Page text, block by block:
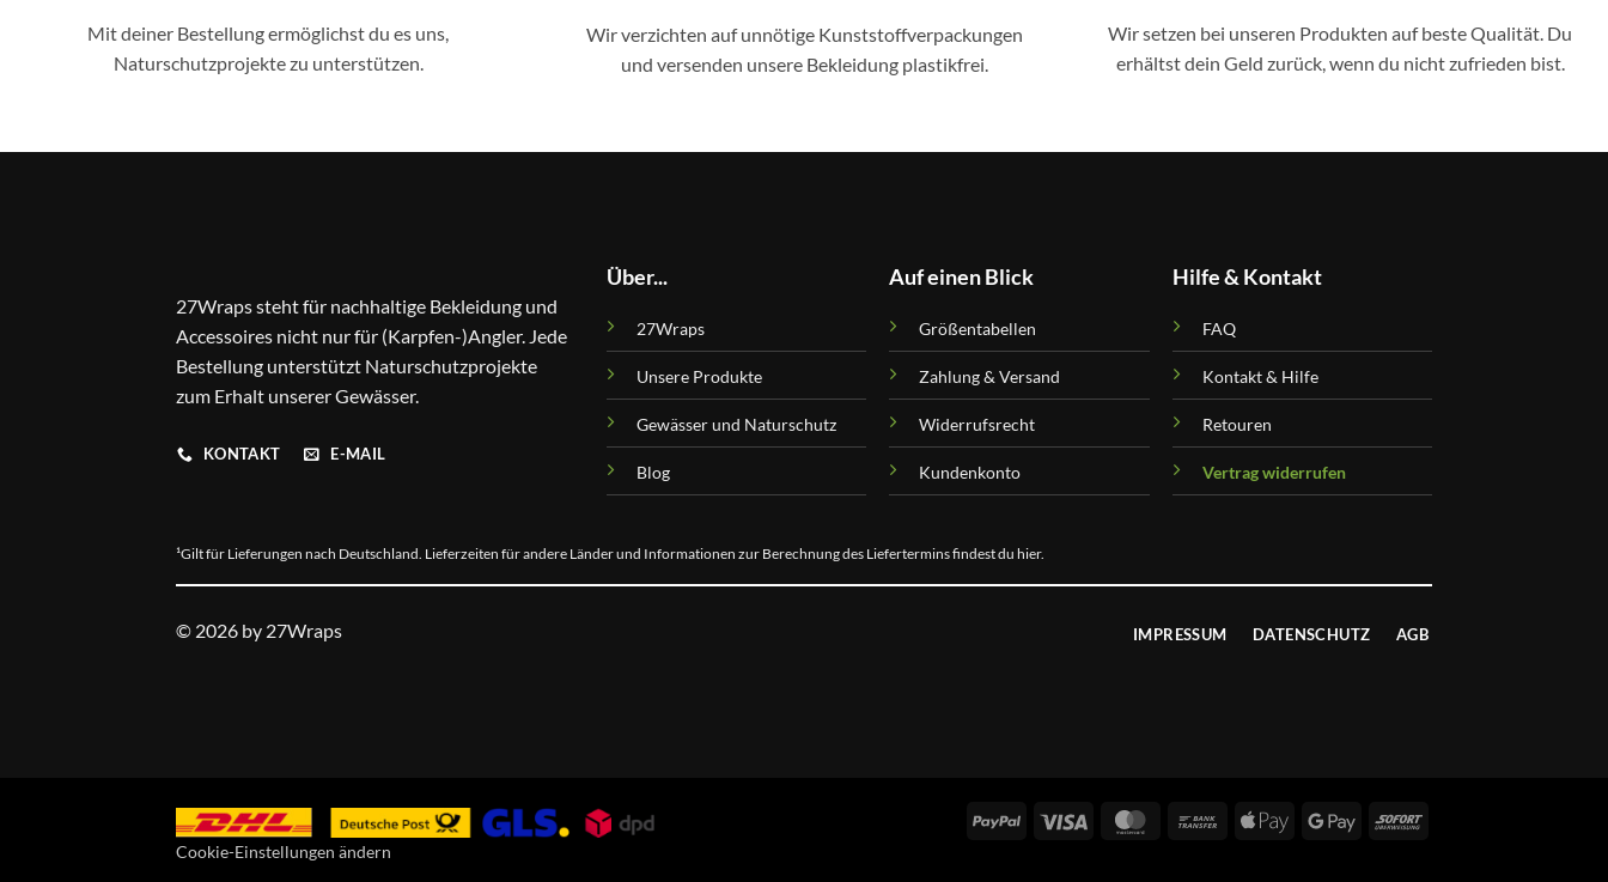
Mit deiner Bestellung ermöglichst du es uns,
Naturschutzprojekte zu unterstützen.
Wir verzichten auf unnötige Kunststoffverpackungen
und versenden unsere Bekleidung plastikfrei.
Wir setzen bei unseren Produkten auf beste Qualität. Du
erhältst dein Geld zurück, wenn du nicht zufrieden bist.
27Wraps steht für nachhaltige Bekleidung und
Accessoires nicht nur für (Karpfen-)Angler. Jede
Bestellung unterstützt Naturschutzprojekte
zum Erhalt unserer Gewässer.
KONTAKT E-MAIL
Über...
27Wraps
Unsere Produkte
Gewässer und Naturschutz
Blog
Auf einen Blick
Größentabellen
Zahlung & Versand
Widerrufsrecht
Kundenkonto
Hilfe & Kontakt
FAQ
Kontakt & Hilfe
Retouren
Vertrag widerrufen
¹Gilt für Lieferungen nach Deutschland. Lieferzeiten für andere Länder und Informationen zur Berechnung des Liefertermins findest du hier.
© 2026 by 27Wraps IMPRESSUM DATENSCHUTZ AGB
PayPal Visa MasterCardBank
Apple
Google
Sofort
Cookie-Einstellungen ändern